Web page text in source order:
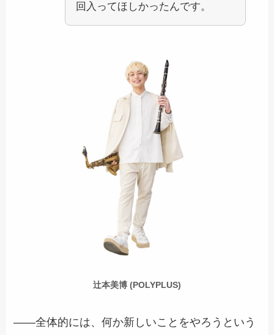
回入ってほしかったんです。
辻本美博 (POLYPLUS)
――全体的には、何か新しいことをやろうという